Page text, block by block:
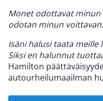
Monet odottavat
odotan minun voittavan.
Isäni halusi taata meille
Siksi en halunnut
Hamilton
autourheilumaailman